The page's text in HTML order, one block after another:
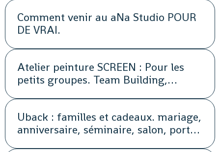
Comment venir au aNa Studio POUR
DE VRAI.
Atelier peinture SCREEN : Pour les
petits groupes. Team Building,
Uback : familles et cadeaux. mariage,
anniversaire, séminaire, salon, portes